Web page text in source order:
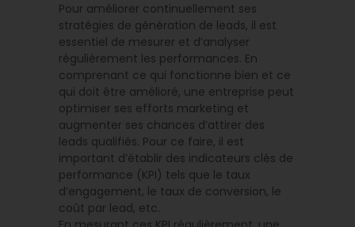
Pour améliorer continuellement ses
stratégies de génération de leads, il est
essentiel de mesurer et d’analyser
régulièrement les performances. En
comprenant ce qui fonctionne bien et ce
qui doit être amélioré, une entreprise peut
optimiser ses efforts marketing et
augmenter ses chances d’attirer des
leads qualifiés. Pour ce faire, il est
important d’établir des indicateurs clés de
performance (KPI) tels que le taux
d’engagement, le taux de conversion, le
coût par lead, etc.